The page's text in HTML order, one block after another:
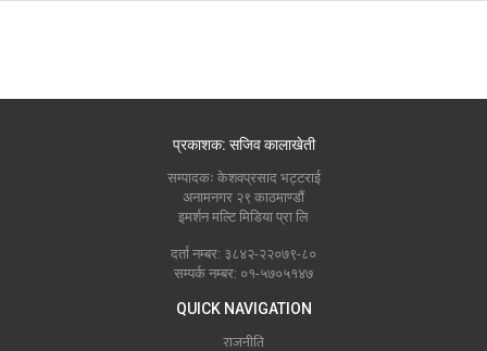
प्रकाशक: सजिव कालाखेती
सम्पादकः केशवप्रसाद भट्टराई
अनामनगर २९ काठमाण्डौं
इमर्शन मल्टि मिडिया प्रा लि
दर्ता नम्बर: ३८४२-२२०७९-८०
सम्पर्क नम्बर: ०१-५७०५१४७
QUICK NAVIGATION
राजनीति